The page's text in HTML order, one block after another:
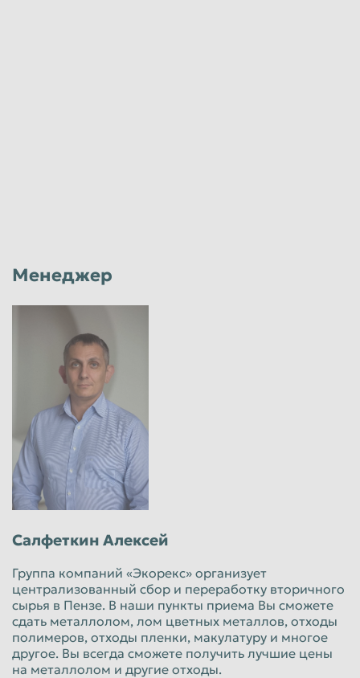
Юридические лица
руб/кг
Менеджер
Салфеткин Алексей
Группа компаний «Экорекс» организует
централизованный сбор и переработку вторичного
сырья в Пензе. В наши пункты приема Вы сможете
сдать металлолом, лом цветных металлов, отходы
полимеров, отходы пленки, макулатуру и многое
другое. Вы всегда сможете получить лучшие цены
на металлолом и другие отходы.